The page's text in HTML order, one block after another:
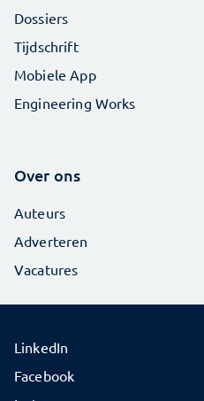
Dossiers
Tijdschrift
Mobiele App
Engineering Works
Over ons
Auteurs
Adverteren
Vacatures
LinkedIn
Facebook